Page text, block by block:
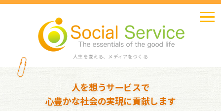
人生を変える、メディアをつくる
人を想うサービスで
心豊かな社会の実現に貢献します